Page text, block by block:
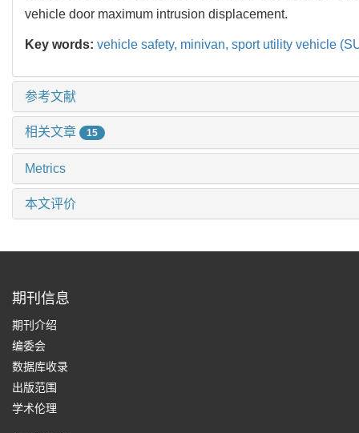
vehicle door maximum intrusion displacement.
Key words: vehicle safety, minivan, sport utility vehicle
参考文献
相关文章 15
Metrics
本文评价
期刊信息
期刊介绍
编委会
数据库收录
出版范围
学术伦理